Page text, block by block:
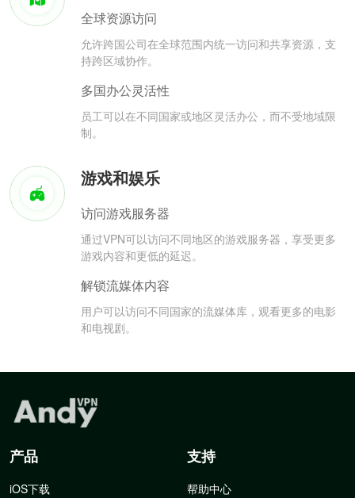
全球资源访问
允许跨国公司在全球范围内统一访问和共享资源，支
持跨区域协作。
多国办公灵活性
员工可以在不同国家或地区灵活办公，而不受地域限
制。
游戏和娱乐
访问游戏服务器
通过VPN可以访问不同地区的游戏服务器，享受更多
游戏内容和更低的延迟。
解锁流媒体内容
用户可以访问不同国家的流媒体库，观看更多的电影
和电视剧。
产品
iOS下载
支持
帮助中心